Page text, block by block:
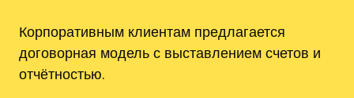
Корпоративным клиентам предлагается
договорная модель с выставлением счетов и
отчётностью.